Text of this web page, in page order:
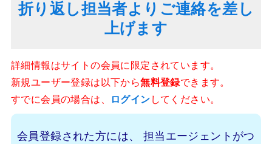
折り返し担当者よりご連絡を差し
上げます
詳細情報はサイトの会員に限定されています。
新規ユーザー登録は以下から無料登録できます。
すでに会員の場合は、
ログインしてください。
会員登録された方には、
担当エージェントがつ